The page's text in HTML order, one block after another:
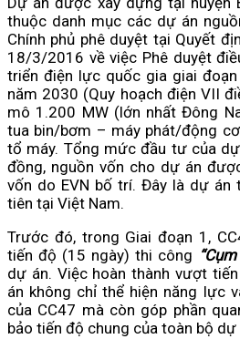
thuộc danh mục các dự án
Chính phủ phê duyệt tại Quyết
18/3/2016 về việc Phê duyệt
triển điện lực quốc gia giai
năm 2030 (Quy hoạch điện VII
mô 1.200 MW (lớn nhất Đông
tua bin/bơm – máy phát/động
tổ máy. Tổng mức đầu tư của
đồng, nguồn vốn cho dự án
vốn do EVN bố trí. Đây là dự án
tiên tại Việt Nam.
Trước đó, trong Giai đoạn 1,
tiến độ (15 ngày) thi công
dự án. Việc hoàn thành vượt
án không chỉ thể hiện năng lực
của CC47 mà còn góp phần
bảo tiến độ chung của toàn bộ dự